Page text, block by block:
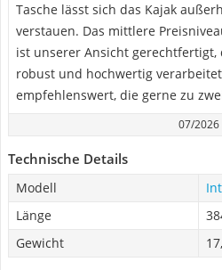
Tasche lässt sich das Kajak
verstauen. Das mittlere
ist unserer Ansicht
robust und hochwertig
empfehlenswert, die gerne zu
07/2026
Technische Details
Modell
Länge
Gewicht